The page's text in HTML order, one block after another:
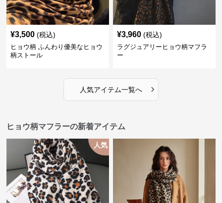
¥3,500 (税込)
ヒョウ柄 ふんわり優美なヒョウ
柄ストール
¥3,960 (税込)
ラグジュアリーヒョウ柄マフラ
ー
人気アイテム一覧へ ›
ヒョウ柄マフラーの新着アイテム
人気